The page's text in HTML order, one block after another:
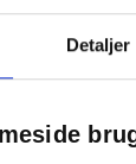
Detaljer